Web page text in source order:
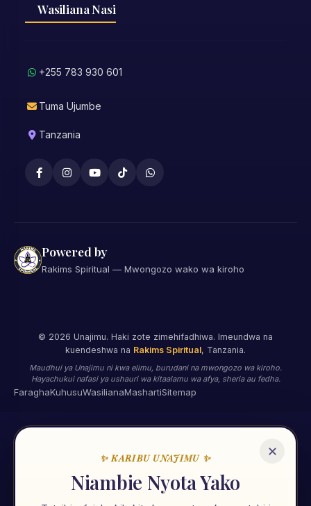
Wasiliana Nasi
+255 783 930 601
Tuma Ujumbe
Tanzania
Powered by
Rakims Spiritual — Mwongozo wako wa kiroho
© 2026 Unajimu. Haki zote zimehifadhiwa. Imeundwa na
kuendeshwa na Rakims Spiritual, Tanzania.
Maudhui ya Unajimu ni kwa elimu, burudani na mwongozo wa kiroho.
Hayachukui nafasi ya ushauri wa kitaalamu wa afya, sheria au fedha.
FaraghaKuhusuWasilianaMashartiSitemap
✕
✨ KARIBU UNAJIMU ✨
Niambie Nyota Yako
🌟